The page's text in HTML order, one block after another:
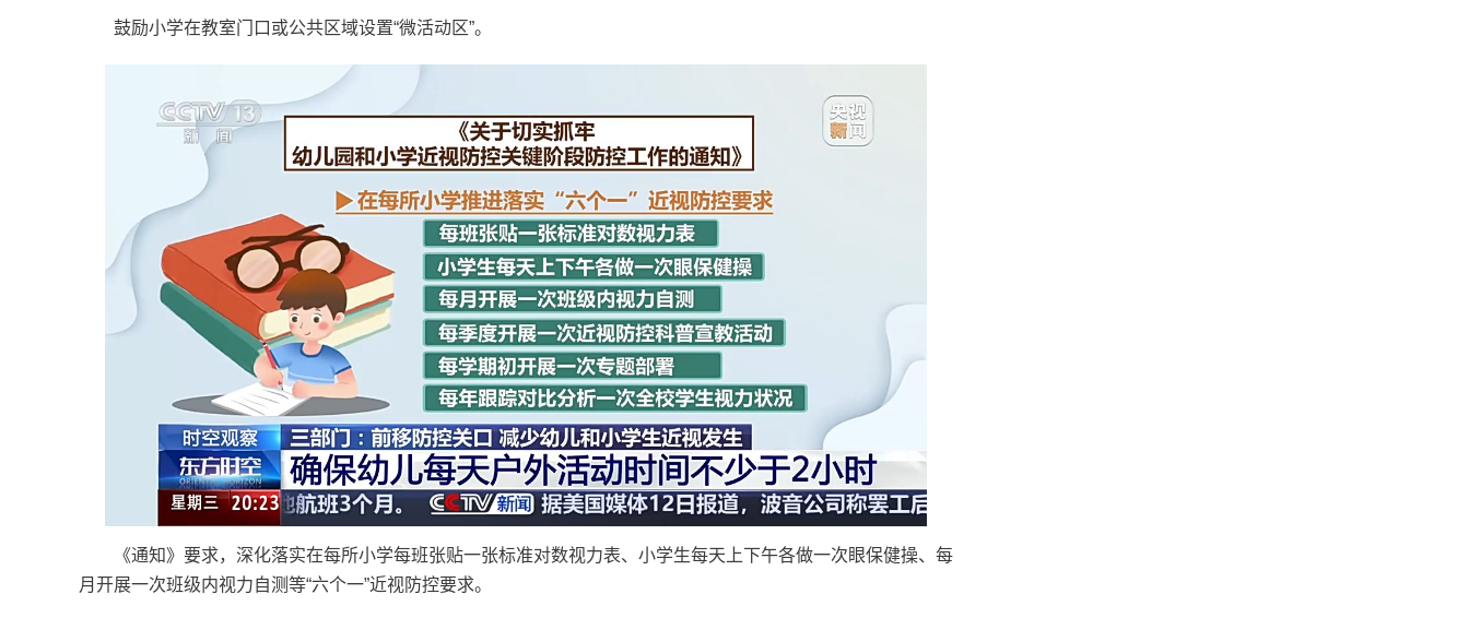
鼓励小学在教室门口或公共区域设置“微活动区”。
《通知》要求，深化落实在每所小学每班张贴一张标准对数视力表、小学生每天上下午各做一次眼保健操、每
月开展一次班级内视力自测等“六个一”近视防控要求。